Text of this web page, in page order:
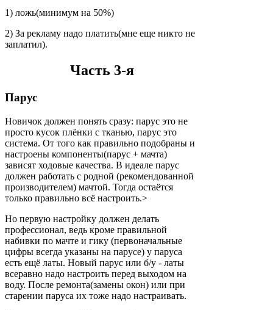
1) ложь(минимум на 50%)
2) За рекламу надо платить(мне еще никто не
заплатил).
Часть 3-я
Парус
Новичок должен понять сразу: парус это не
просто кусок плёнки с тканью, парус это
система. От того как правильно подобраны и
настроены компоненты(парус + мачта)
зависят ходовые качества. В идеале парус
должен работать с родной (рекомендованной
производителем) мачтой. Тогда остаётся
только правильно всё настроить.>
Но первую настройку должен делать
профессионал, ведь кроме правильной
набивки по мачте и гику (первоначальные
цифры всегда указаны на парусе) у паруса
есть ещё латы. Новый парус или б/у - латы
всеравно надо настроить перед выходом на
воду. После ремонта(замены окон) или при
старении паруса их тоже надо настраивать.